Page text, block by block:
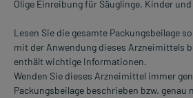
Ölige Einreibung für Säuglinge, Kinder
Lesen Sie die gesamte Packungsbeilage
mit der Anwendung dieses Arzneimittels
enthält wichtige Informationen.
Wenden Sie dieses Arzneimittel immer
Packungsbeilage beschrieben bzw. genau